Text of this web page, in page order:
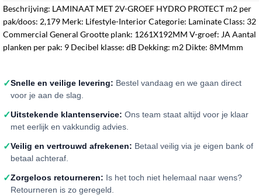
Beschrijving: LAMINAAT MET 2V-GROEF HYDRO PROTECT m2 per
pak/doos: 2,179 Merk: Lifestyle-Interior Categorie: Laminate Class: 32
Commercial General Grootte plank: 1261X192MM V-groef: JA Aantal
planken per pak: 9 Decibel klasse: dB Dekking: m2 Dikte: 8MMmm
✓Snelle en veilige levering: Bestel vandaag en we gaan direct
voor je aan de slag.
✓Uitstekende klantenservice: Ons team staat altijd voor je klaar
met eerlijk en vakkundig advies.
✓Veilig en vertrouwd afrekenen: Betaal veilig via je eigen bank of
betaal achteraf.
✓Zorgeloos retourneren: Is het toch niet helemaal naar wens?
Retourneren is zo geregeld.